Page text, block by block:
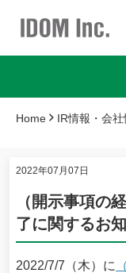
Home IR情報・会社
2022年07月07日
（開示事項の
了に関するお
2022/7/7（木）に